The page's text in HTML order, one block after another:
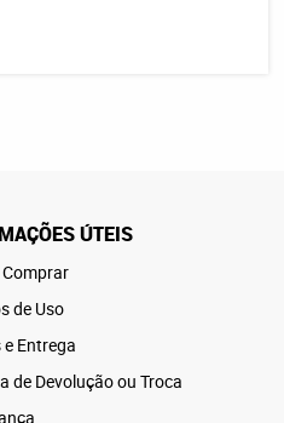
ÚTEIS
de Uso
e Entrega
de Devolução ou Troca